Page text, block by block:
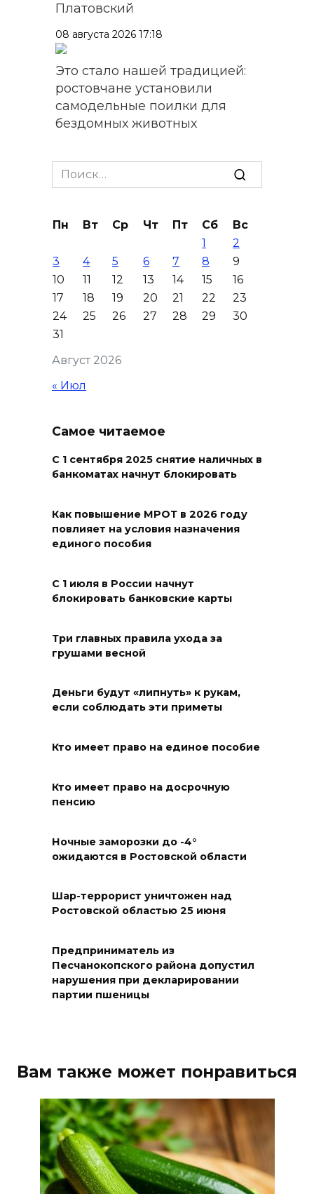
Платовский
08 августа 2026 17:18
Это стало нашей традицией:
ростовчане установили
самодельные поилки для
бездомных животных
Журналисты «ДОН 24» вышли
Островского
Сносить нельзя, сохранять
нечем: как ростовчане
спасают доходный дом
Рувинского от запустения
08 августа 2026 14:04
бывшей жены, эвакуированы
08 августа 2026 13:19
Юрий Слюсарь поздравил
жителей Ростовской области
с Днем физкультурника
Новороссийске
В Ростовской области
техногенных пожаров и 30
08 августа 2026 10:35
объявили штормовое
предупреждение из-за
08 августа 2026 09:32
Азовского моря сбили
вражеские БПЛА
08 августа 2026 09:29
августа
08 августа 2026 09:23
Ночью дежурными силами
ПВО перехвачены и
уничтожены 397 украинских
беспилотников
Search
for:
Август 2026
Пн Вт Ср Чт Пт Сб
Вс
1
2
3
4 5 6 7 8
9
10
11 12 13 14 15
16
17
18 19 20 21 22
23
24
25 26 27 28 29
30
31
« Июл
Самое читаемое
С 1 сентября 2025 снятие наличных в
банкоматах начнут блокировать
Как повышение МРОТ в 2026 году
повлияет на условия назначения
единого пособия
С 1 июля в России начнут
блокировать банковские карты
Три главных правила ухода за
грушами весной
Деньги будут «липнуть» к рукам,
если соблюдать эти приметы
Кто имеет право на единое пособие
Кто имеет право на досрочную
пенсию
Ночные заморозки до -4°
ожидаются в Ростовской области
Шар-террорист уничтожен над
Ростовской областью 25 июня
Предприниматель из
Песчанокопского района допустил
нарушения при декларировании
партии пшеницы
Вам также может понравиться